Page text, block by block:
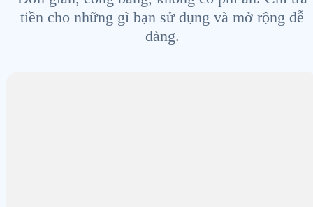
tiền cho những gì bạn sử dụng và mở rộng dễ
dàng.